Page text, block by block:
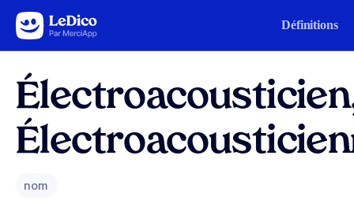
Aller au contenu Définitions
nom